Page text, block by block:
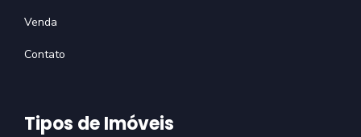
Venda
Contato
Tipos de Imóveis